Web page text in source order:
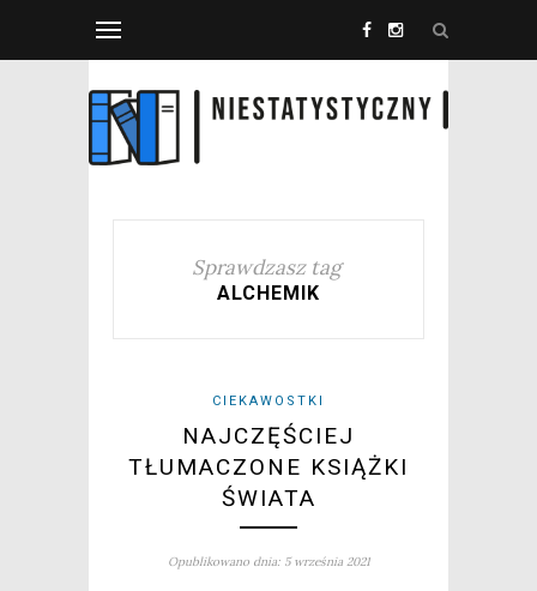
Sprawdzasz tag
ALCHEMIK
CIEKAWOSTKI
NAJCZĘŚCIEJ
TŁUMACZONE KSIĄŻKI
ŚWIATA
Opublikowano dnia: 5 września 2021